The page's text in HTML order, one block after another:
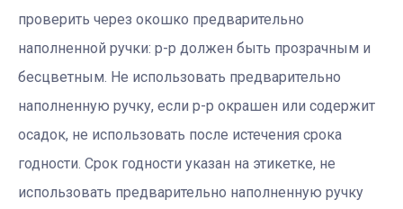
проверить через окошко предварительно
наполненной ручки: р-р должен быть прозрачным и
бесцветным. Не использовать предварительно
наполненную ручку, если р-р окрашен или содержит
осадок, не использовать после истечения срока
годности. Срок годности указан на этикетке, не
использовать предварительно наполненную ручку